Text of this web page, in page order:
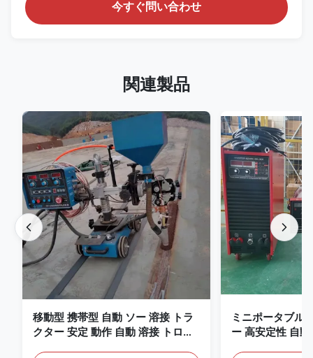
今すぐ問い合わせ
関連製品
移動型 携帯型 自動 ソー 溶接 トラ
クター 安定 動作 自動 溶接 トロッ
ミニポータブル
ー 高安定性 自